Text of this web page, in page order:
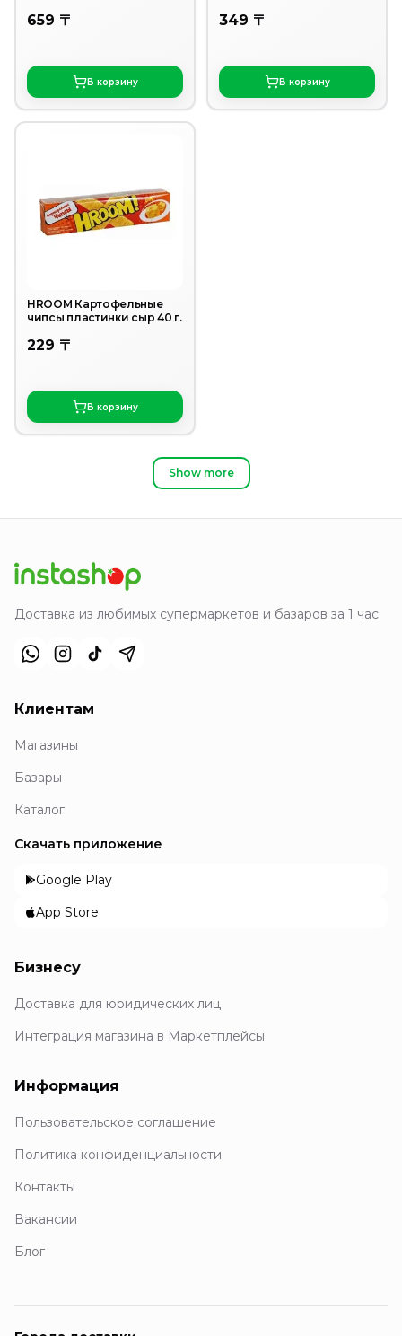
659 〒
В корзину
349 〒
В корзину
HROOM Картофельные
чипсы пластинки сыр 40 г.
229 〒
В корзину
Show more
Доставка из любимых супермаркетов и базаров за 1 час
Клиентам
Магазины
Базары
Каталог
Скачать приложение
Google Play
App Store
Бизнесу
Доставка для юридических лиц
Интеграция магазина в Маркетплейсы
Информация
Пользовательское соглашение
Политика конфиденциальности
Контакты
Вакансии
Блог